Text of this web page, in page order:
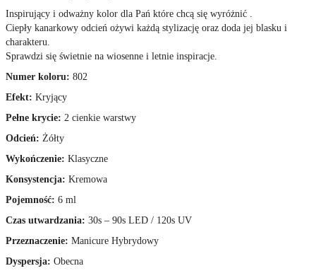
Inspirujący i odważny kolor dla Pań które chcą się wyróżnić .
Ciepły kanarkowy odcień ożywi każdą stylizację oraz doda jej blasku i
charakteru.
Sprawdzi się świetnie na wiosenne i letnie inspiracje.
Numer koloru: 802
Efekt: Kryjący
Pełne krycie: 2 cienkie warstwy
Odcień: Żółty
Wykończenie: Klasyczne
Konsystencja: Kremowa
Pojemność: 6 ml
Czas utwardzania: 30s – 90s LED / 120s UV
Przeznaczenie: Manicure Hybrydowy
Dyspersja: Obecna